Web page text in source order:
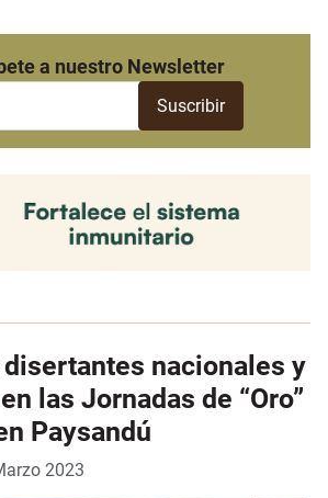
a nuestro Newsletter
nacionales y
las Jornadas de “Oro”
Paysandú
2023